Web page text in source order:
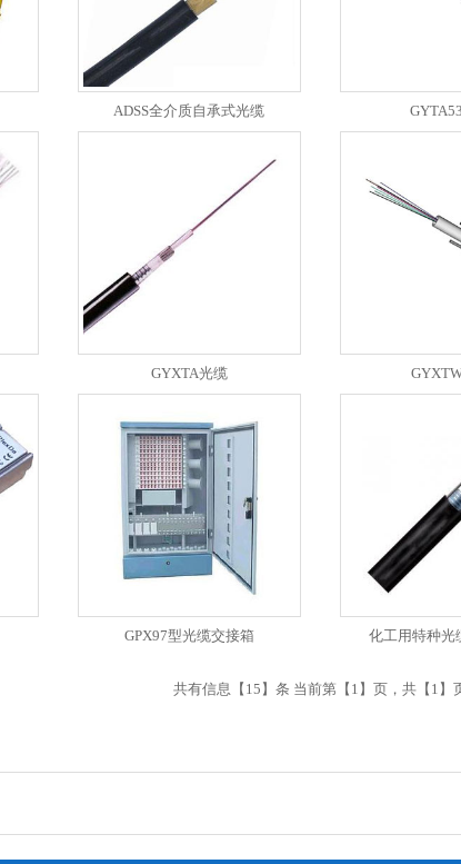
ADSS全介质自承式光缆
GYXTA光缆
GPX97型光缆交接箱 化工用特种光
共有信息【15】条 当前第【1】页，共【1】